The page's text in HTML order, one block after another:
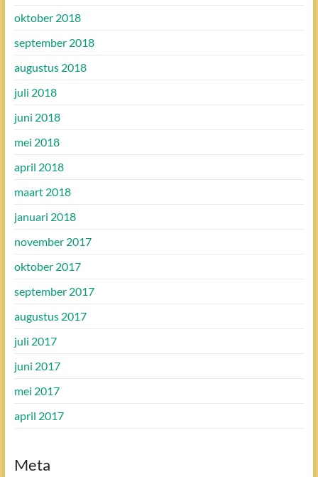
oktober 2018
september 2018
augustus 2018
juli 2018
juni 2018
mei 2018
april 2018
maart 2018
januari 2018
november 2017
oktober 2017
september 2017
augustus 2017
juli 2017
juni 2017
mei 2017
april 2017
Meta